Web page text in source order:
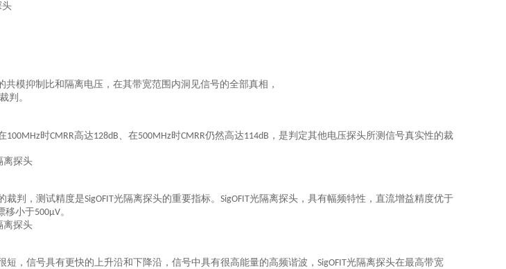
头
共模抑制比和隔离电压，在其带宽范围内洞见信号的全部真相，
判。
100MHz时CMRR高达128dB、在500MHz时CMRR仍然高达114dB ，是判定其他电压探头所测信号真实性的裁
裁判，测试精度是SigOFIT光隔离探头的重要指标。 SigOFIT光隔离探头，具有幅频特性，直流增益精度优于
移小于500μV。
，信号具有更快的上升沿和下降沿，信号中具有很高能量的高频谐波， SigOFIT光隔离探头在最高带宽